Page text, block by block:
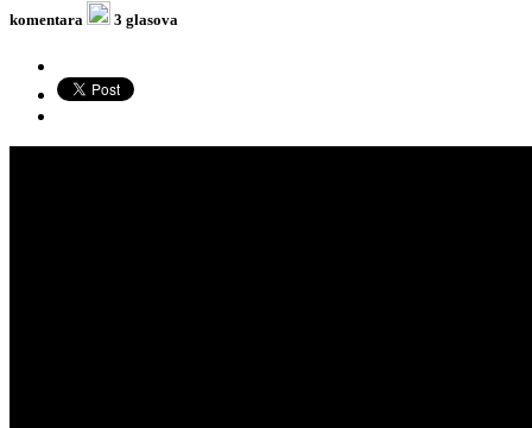
komentara 3 glasova